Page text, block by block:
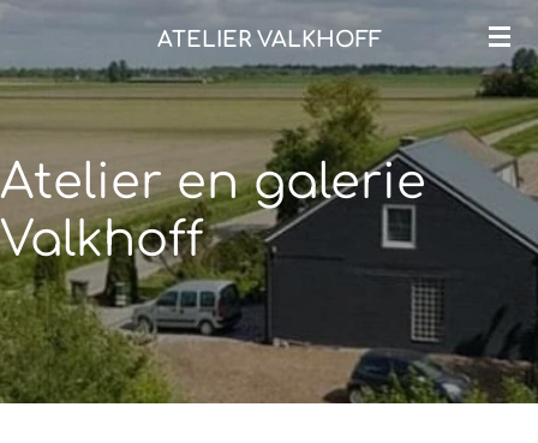
naar
de
hoofdinhoud
ATELIER VALKHOFF
Atelier en galerie
Valkhoff